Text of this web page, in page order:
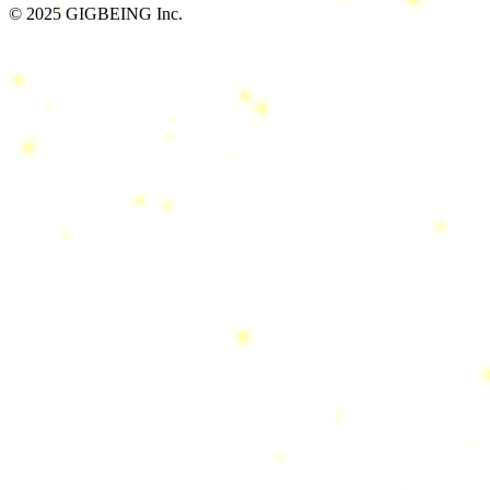
© 2025 GIGBEING Inc.